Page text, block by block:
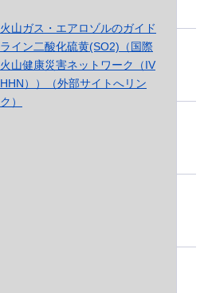
火山ガス・エアロゾルのガイド
ライン二酸化硫黄(SO2)（国際
火山健康災害ネットワーク（IV
HHN））（外部サイトへリン
ク）